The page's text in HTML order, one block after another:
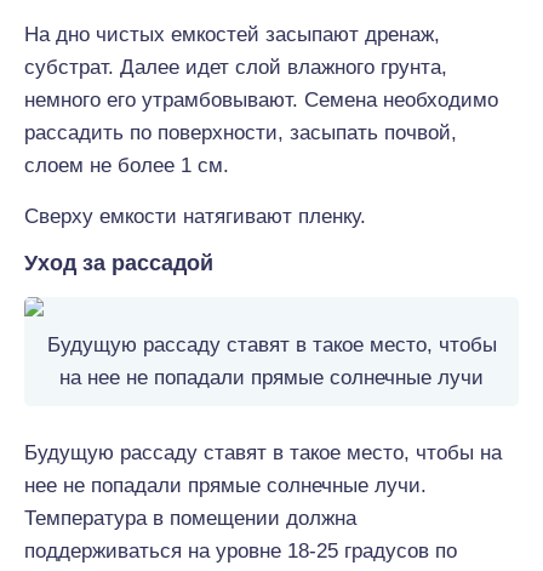
На дно чистых емкостей засыпают дренаж,
субстрат. Далее идет слой влажного грунта,
немного его утрамбовывают. Семена необходимо
рассадить по поверхности, засыпать почвой,
слоем не более 1 см.
Сверху емкости натягивают пленку.
Уход за рассадой
Будущую рассаду ставят в такое место, чтобы
на нее не попадали прямые солнечные лучи
Будущую рассаду ставят в такое место, чтобы на
нее не попадали прямые солнечные лучи.
Температура в помещении должна
поддерживаться на уровне 18-25 градусов по